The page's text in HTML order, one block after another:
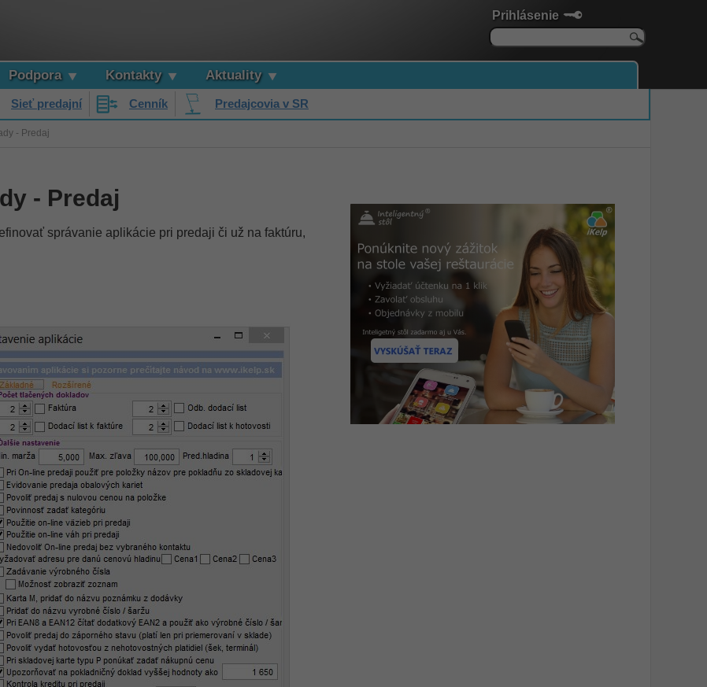
Prihlásenie
Podpora Kontakty Aktuality
Sieť predajní Cenník Predajcovia v SR
- Predaj
- Predaj
správanie aplikácie pri predaji či už na faktúru,